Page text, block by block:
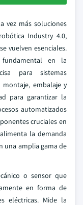
vez más soluciones
Industry 4.0,
vuelven esenciales.
en la
para sistemas
embalaje y
para garantizar la
automatizados
cruciales en
la demanda
una amplia gama de
o sensor que
en forma de
eléctricas. Mide la